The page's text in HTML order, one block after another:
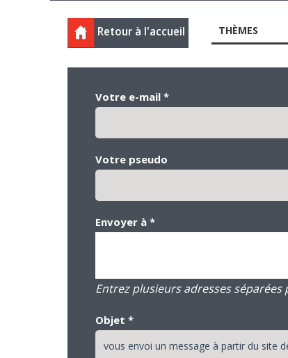
Retour à l'accueil THÈMES
Votre e-mail *
Votre pseudo
Envoyer à *
Entrez plusieurs adresses
Objet *